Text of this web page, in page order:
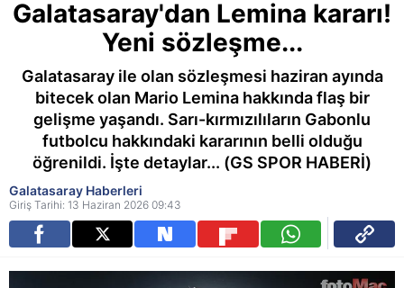
Galatasaray'dan Lemina kararı!
Yeni sözleşme...
Galatasaray ile olan sözleşmesi haziran ayında
bitecek olan Mario Lemina hakkında flaş bir
gelişme yaşandı. Sarı-kırmızılıların Gabonlu
futbolcu hakkındaki kararının belli olduğu
öğrenildi. İşte detaylar... (GS SPOR HABERİ)
Galatasaray Haberleri
Giriş Tarihi: 13 Haziran 2026 09:43